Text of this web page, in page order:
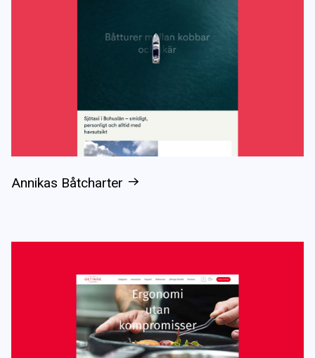
Annikas Båtcharter